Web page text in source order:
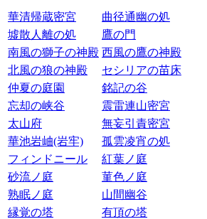
華清帰蔵密宮
曲径通幽の処
墟散人離の処
鷹の門
南風の獅子の神殿 西風の鷹の神殿
北風の狼の神殿
セシリアの苗床
仲夏の庭園
銘記の谷
忘却の峡谷
震雷連山密宮
太山府
無妄引責密宮
華池岩岫(岩牢)
孤雲凌宵の処
フィンドニール
紅葉ノ庭
砂流ノ庭
菫色ノ庭
熟眠ノ庭
山間幽谷
縁覚の塔
有頂の塔